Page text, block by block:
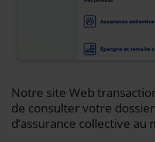
Notre site Web
de consulter votre
d’assurance collective